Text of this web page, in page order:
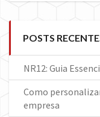
POSTS
NR12: Guia
Como
empresa